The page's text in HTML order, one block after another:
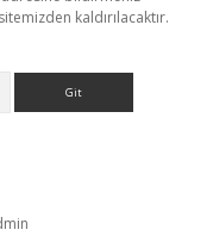
kaldırılacaktır.